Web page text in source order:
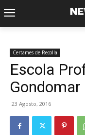
Certames de Recolla
Escola
Gondomar
23 Agosto, 2016